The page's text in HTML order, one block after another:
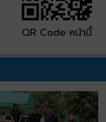
QR Code หน้านี้